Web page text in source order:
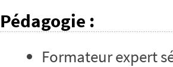
Pédagogie :
Formateur expert